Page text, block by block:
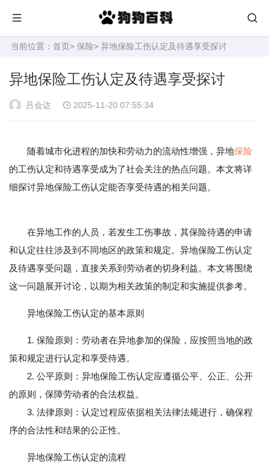
当前位置： 首页> 保险> 异地保险工伤认定及待遇享受探讨
异地保险工伤认定及待遇享受探讨
吕会达 2025-11-20 07:55:34
随着城市化进程的加快和劳动力的流动性增强，异地保险
的工伤认定和待遇享受成为了社会关注的热点问题。本文将详
细探讨异地保险工伤认定能否享受待遇的相关问题。
在异地工作的人员，若发生工伤事故，其保险待遇的申请
和认定往往涉及到不同地区的政策和规定。异地保险工伤认定
及待遇享受问题，直接关系到劳动者的切身利益。本文将围绕
这一问题展开讨论，以期为相关政策的制定和实施提供参考。
异地保险工伤认定的基本原则
1. 保险原则：劳动者在异地参加的保险，应按照当地的政
策和规定进行认定和享受待遇。
2. 公平原则：异地保险工伤认定应遵循公平、公正、公开
的原则，保障劳动者的合法权益。
3. 法律原则：认定过程应依据相关法律法规进行，确保程
序的合法性和结果的公正性。
异地保险工伤认定的流程